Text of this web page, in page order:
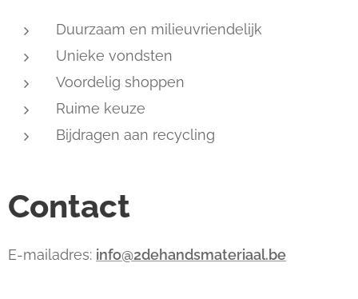
Duurzaam en milieuvriendelijk
Unieke vondsten
Voordelig shoppen
Ruime keuze
Bijdragen aan recycling
Contact
E-mailadres: info@2dehandsmateriaal.be